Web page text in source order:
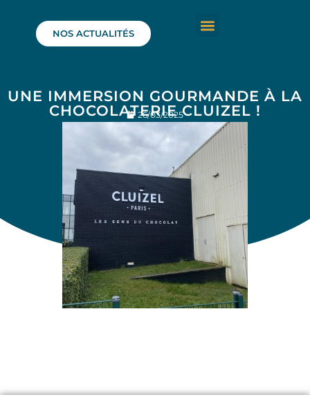
NOS ACTUALITÉS
UNE IMMERSION GOURMANDE À LA
CHOCOLATERIE CLUIZEL !
26/03/2025